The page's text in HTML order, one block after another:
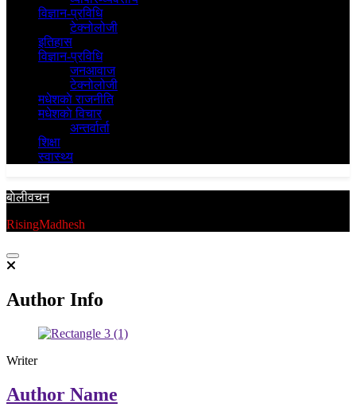
विज्ञान-प्रविधि
टेक्नोलोजी
इतिहास
विज्ञान-प्रविधि
जनआवाज
टेक्नोलोजी
मधेशकाे राजनीति
मधेशकाे विचार
अन्तर्वार्ता
शिक्षा
स्वास्थ्य
बाेलीवचन
RisingMadhesh
Author Info
Writer
Author Name